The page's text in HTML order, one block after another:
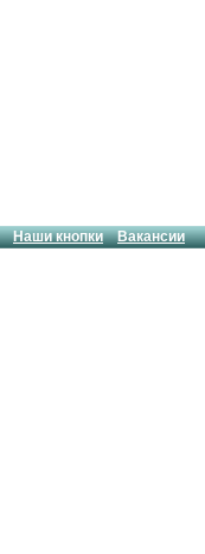
Наши кнопки Вакансии